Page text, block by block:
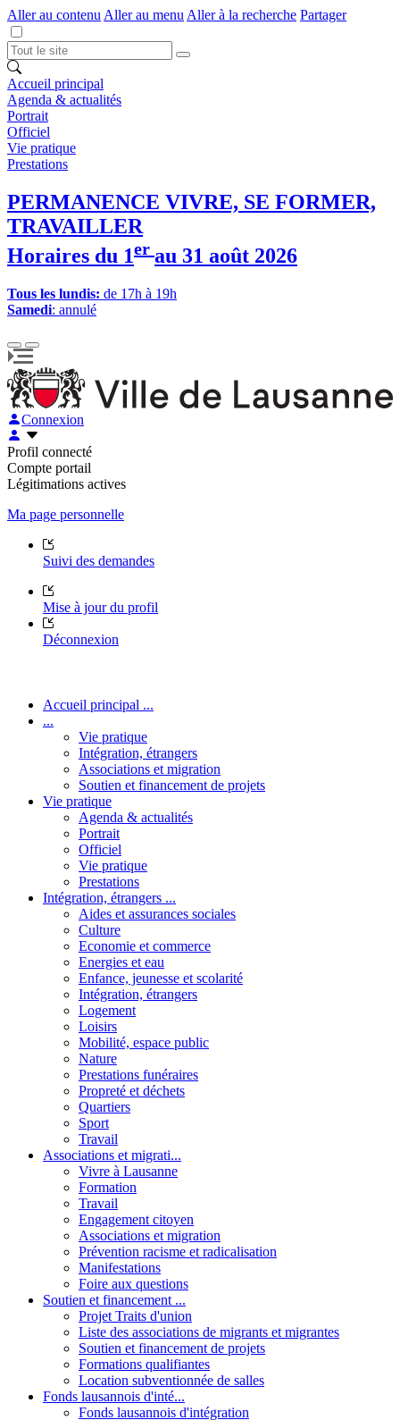
Aller au contenu Aller au menu Aller à la recherche Partager
Accueil principal
Agenda & actualités
Portrait
Officiel
Vie pratique
Prestations
PERMANENCE VIVRE, SE FORMER,
TRAVAILLER
Horaires du 1er au 31 août 2026
Tous les lundis: de 17h à 19h
Samedi: annulé
Connexion
Profil connecté
Compte portail
Légitimations actives
Ma page personnelle
Suivi des demandes
Mise à jour du profil
Déconnexion
Accueil principal ...
...
Vie pratique
Intégration, étrangers
Associations et migration
Soutien et financement de projets
Vie pratique
Agenda & actualités
Portrait
Officiel
Vie pratique
Prestations
Intégration, étrangers ...
Aides et assurances sociales
Culture
Economie et commerce
Energies et eau
Enfance, jeunesse et scolarité
Intégration, étrangers
Logement
Loisirs
Mobilité, espace public
Nature
Prestations funéraires
Propreté et déchets
Quartiers
Sport
Travail
Associations et migrati...
Vivre à Lausanne
Formation
Travail
Engagement citoyen
Associations et migration
Prévention racisme et radicalisation
Manifestations
Foire aux questions
Soutien et financement ...
Projet Traits d'union
Liste des associations de migrants et migrantes
Soutien et financement de projets
Formations qualifiantes
Location subventionnée de salles
Fonds lausannois d'inté...
Fonds lausannois d'intégration